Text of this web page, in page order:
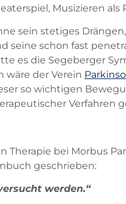
Musizieren als
sein stetiges
seine schon fast
es die Segeberger
wäre der Verein
so wichtigen
Verfahren
bei Morbus
geschrieben:
werden.“